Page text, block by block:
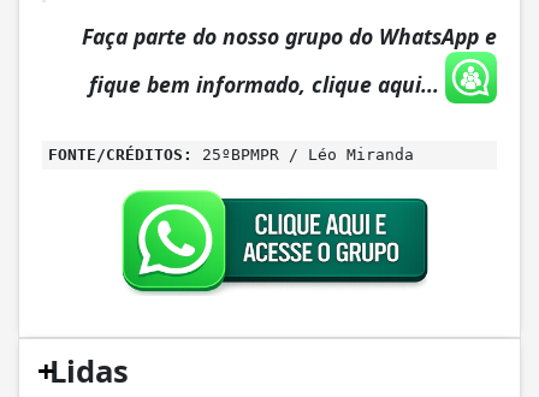
Faça parte do nosso grupo do WhatsApp e
fique bem informado, clique aqui...
FONTE/CRÉDITOS: 25ºBPMPR / Léo Miranda
+
Lidas